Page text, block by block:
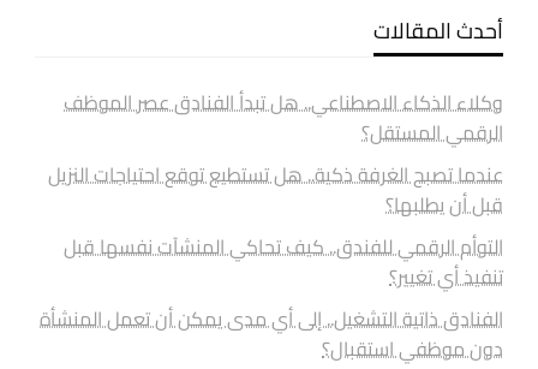
أحدث المقالات
وكلاء الذكاء الاصطناعي.. هل تبدأ الفنادق عصر الموظف
الرقمي المستقل؟
عندما تصبح الغرفة ذكية.. هل تستطيع توقع احتياجات النزيل
قبل أن يطلبها؟
التوأم الرقمي للفندق.. كيف تحاكي المنشآت نفسها قبل
تنفيذ أي تغيير؟
الفنادق ذاتية التشغيل.. إلى أي مدى يمكن أن تعمل المنشأة
دون موظفي استقبال؟